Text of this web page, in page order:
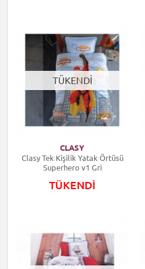
TÜKENDİ
CLASY
Clasy Tek Kişilik Yatak Örtüsü
Superhero v1 Gri
TÜKENDİ